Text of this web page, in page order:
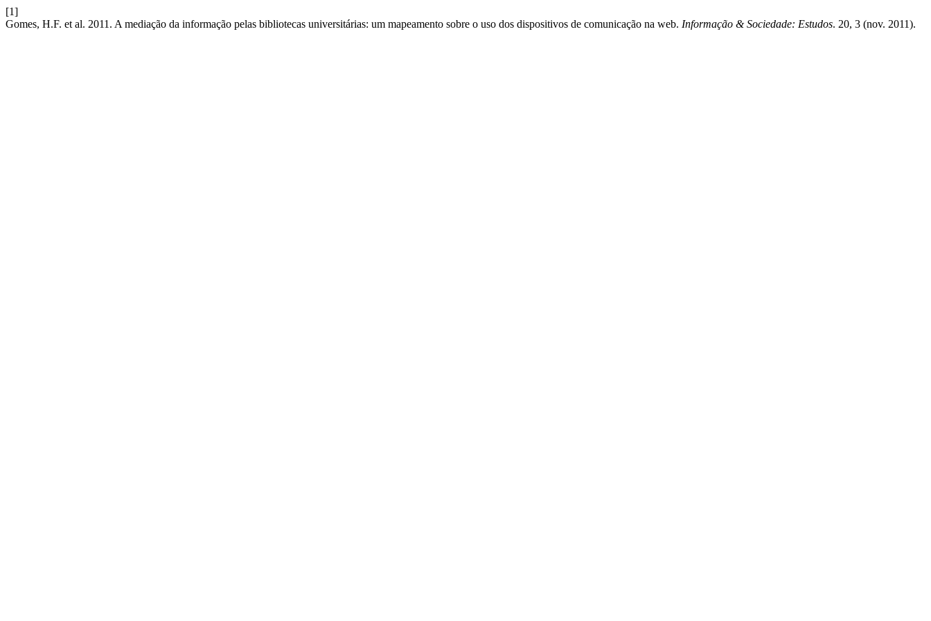
[1]
Gomes, H.F. et al. 2011. A mediação da informação pelas bibliotecas universitárias: um mapeamento sobre o uso dos dispositivos de comunicação na web. Informação & Sociedade: Estudos. 20, 3 (nov. 2011).